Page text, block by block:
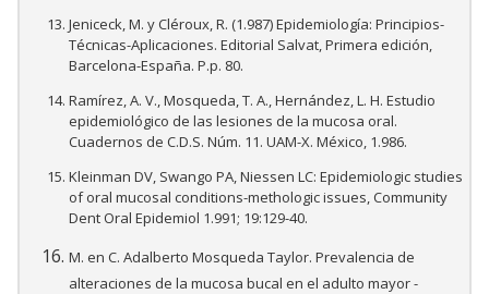
Jeniceck, M. y Cléroux, R. (1.987) Epidemiología: Principios-
Técnicas-Aplicaciones. Editorial Salvat, Primera edición,
Barcelona-España. P.p. 80.
Ramírez, A. V., Mosqueda, T. A., Hernández, L. H. Estudio
epidemiológico de las lesiones de la mucosa oral.
Cuadernos de C.D.S. Núm. 11. UAM-X. México, 1.986.
Kleinman DV, Swango PA, Niessen LC: Epidemiologic studies
of oral mucosal conditions-methologic issues, Community
Dent Oral Epidemiol 1.991; 19:129-40.
M. en C. Adalberto Mosqueda Taylor. Prevalencia de
alteraciones de la mucosa bucal en el adulto mayor -